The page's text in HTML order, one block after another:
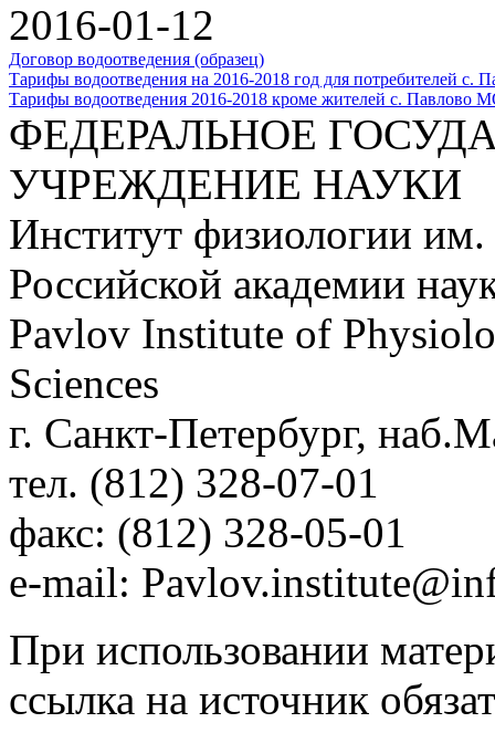
2016-01-12
Договор водоотведения (образец)
Тарифы водоотведения на 2016-2018 год для потребителей
Тарифы водоотведения 2016-2018 кроме жителей с. Павлово
ФЕДЕРАЛЬНОЕ
УЧРЕЖДЕНИЕ НАУКИ
Институт физиологии
Российской академии
Pavlov Institute of
Sciences
г. Санкт-Петербург,
тел. (812) 328-07-01
факс: (812) 328-05-01
e-mail:
При использовании
ссылка на источник